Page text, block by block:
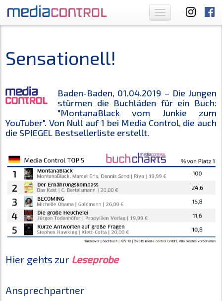
Toggle
navigation
Sensationell!
Baden-Baden, 01.04.2019 – Die Jungen
stürmen die Buchläden für ein Buch:
"MontanaBlack vom Junkie zum
YouTuber". Von Null auf 1 bei Media Control, die auch
die SPIEGEL Bestsellerliste erstellt.
Hier gehts zur Leseprobe
Ansprechpartner